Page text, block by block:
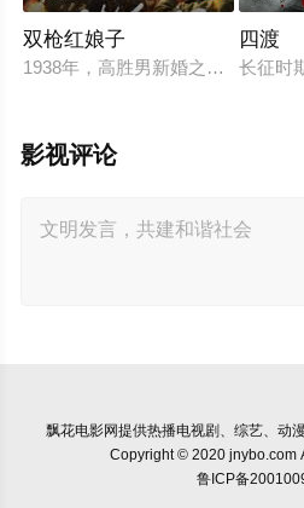
双枪红娘子
1938年，高胜男新婚之日，丈夫
四渡
长征时
影视评论
飘花电影网提供热播电视剧、综艺、动
Copyright © 2020 jnybo.com
鲁ICP备